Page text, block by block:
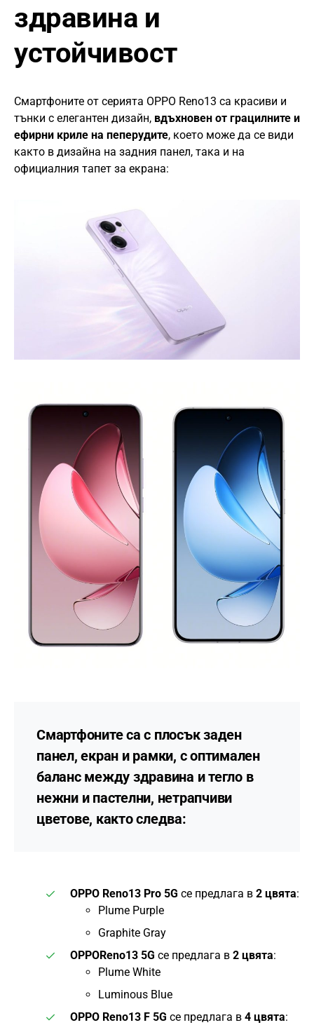
здравина и
устойчивост
Смартфоните от серията OPPO Reno13 са красиви и
тънки с елегантен дизайн, вдъхновен от грацилните и
ефирни криле на пеперудите, което може да се види
както в дизайна на задния панел, така и на
официалния тапет за екрана:
Смартфоните са с плосък заден
панел, екран и рамки, с оптимален
баланс между здравина и тегло в
нежни и пастелни, нетрапчиви
цветове, както следва:
OPPO Reno13 Pro 5G се предлага в 2 цвята:
Plume Purple
Graphite Gray
OPPOReno13 5G се предлага в 2 цвята:
Plume White
Luminous Blue
OPPO Reno13 F 5G се предлага в 4 цвята: